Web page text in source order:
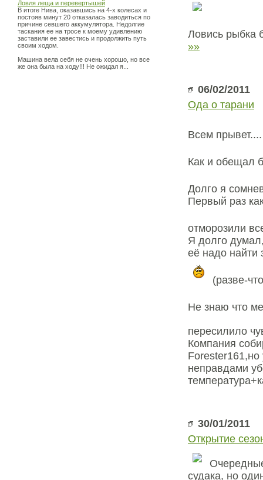
Ловля леща и перевертышей
В итоге Нива, оказавшись на 4-х колесах и
постояв минут 20 отказалась заводиться по
причине севшего аккумулятора. Недолгие
таскания ее на тросе к моему удивлению
заставили ее завестись и продолжить путь
своим ходом.
Машина вела себя не очень хорошо, но все
же она была на ходу!!! Не ожидал я...
Ловись рыбка
»»
06/02/2011
Ода о тарани
Всем прывет....
Как и обещал
Долго я
Первый раз
отморозили
Я долго
её надо найти
(разве-
Не знаю что
пересилило
Компания
неправдами
30/01/2011
Открытие
судака, но